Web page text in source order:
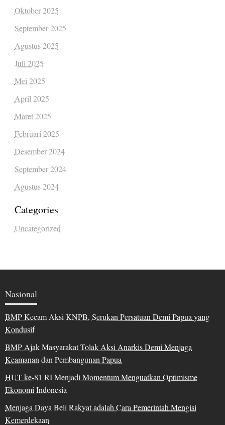
Oktober 2025
September 2025
Agustus 2025
Juli 2025
Mei 2025
April 2025
Maret 2025
Februari 2025
Desember 2024
September 2024
Agustus 2024
Categories
Uncategorized
Nasional
BMP Kecam Aksi KNPB, Serukan Persatuan Demi Papua yang
Kondusif
BMP Ajak Masyarakat Tolak Aksi Anarkis Demi Menjaga
Keamanan dan Pembangunan Papua
HUT ke-81 RI Menjadi Momentum Menguatkan Optimisme
Ekonomi Indonesia
Menjaga Daya Beli Rakyat adalah Cara Pemerintah Mengisi
Kemerdekaan